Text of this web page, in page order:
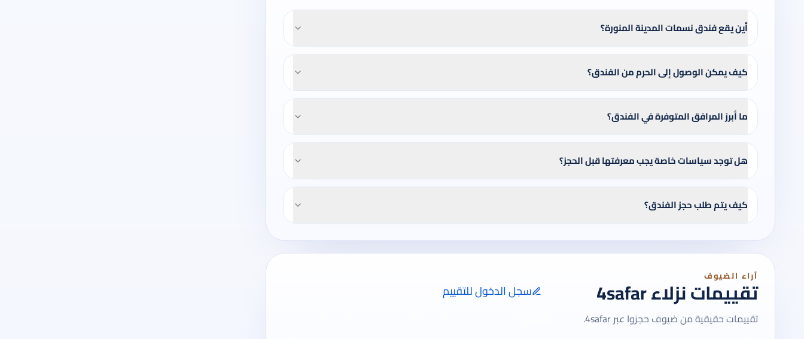
أين يقع فندق نسمات المدينة المنورة؟
كيف يمكن الوصول إلى الحرم من الفندق؟
ما أبرز المرافق المتوفرة في الفندق؟
هل توجد سياسات خاصة يجب معرفتها قبل الحجز؟
كيف يتم طلب حجز الفندق؟
آراء الضيوف
تقييمات نزلاء 4safar
تقييمات حقيقية من ضيوف حجزوا عبر 4safar.
سجل الدخول للتقييم